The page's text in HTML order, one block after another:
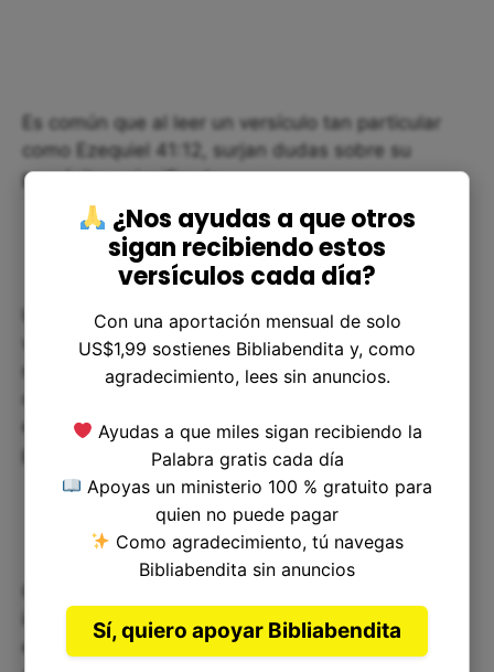
Es común que al leer un versículo tan particular
como Ezequiel 41:12, surjan dudas sobre su
propósito y significado.
Uno de los principales debates en torno a este
versículo es la razón por la que se mencionan
medidas tan precisas y específicas. Sin embargo,
en la Biblia tienen un significado simbólico y
pueden ser interpretadas de diferentes maneras.
importancia que puedan tener detalles tan
específicos en el templo de Jerusalén en la
¿Nos ayudas a que otros
sigan recibiendo estos
versículos cada día?
Con una aportación mensual de solo
US$1,99 sostienes Bibliabendita y, como
agradecimiento, lees sin anuncios.
Ayudas a que miles sigan recibiendo la
Palabra gratis cada día
Apoyas un ministerio 100 % gratuito para
quien no puede pagar
Como agradecimiento, tú navegas
Bibliabendita sin anuncios
Sí, quiero apoyar Bibliabendita